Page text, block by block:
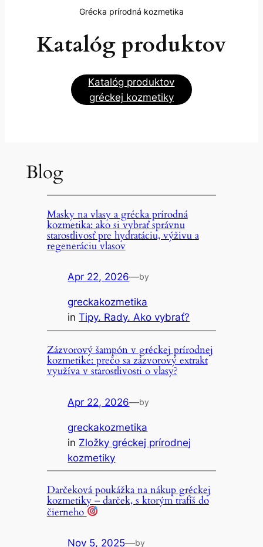
Grécka prírodná kozmetika
Katalóg produktov
Katalóg produktov
gréckej kozmetiky
Blog
Masky na vlasy a grécka prírodná
kozmetika: ako si vybrať správnu
starostlivosť pre hydratáciu, výživu a
regeneráciu vlasov
Apr 22, 2026—by
greckakozmetika
inTipy. Rady. Ako vybrať?
Zázvorový šampón v gréckej prírodnej
kozmetike: prečo sa zázvorový extrakt
využíva v starostlivosti o vlasy?
Apr 22, 2026—by
greckakozmetika
in Zložky gréckej prírodnej
kozmetiky
Darčeková poukážka na nákup gréckej
kozmetiky – darček, s ktorým trafíš do
čierneho
Nov 5, 2025—by